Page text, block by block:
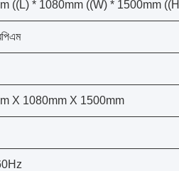
((L) * 1080mm ((W) * 1500mm
X 1080mm X 1500mm